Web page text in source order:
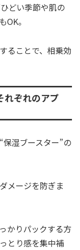
どい季節や肌の
。
ることで、相乗効
れぞれのアプ
湿ブースター”の
メージを防ぎま
かりパックする方
とり感を集中補